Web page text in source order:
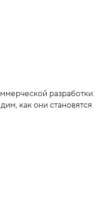
разработки.
как они становятся